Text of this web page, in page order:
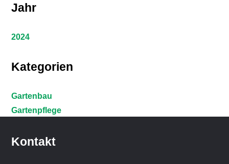
Jahr
2024
Kategorien
Gartenbau
Gartenpflege
Kontakt